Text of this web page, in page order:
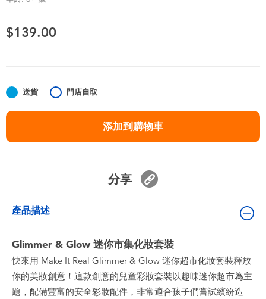
夏日用品
任天堂 Switch
$139.00
送貨 門店自取
添加到購物車
分享
產品描述
Glimmer & Glow 迷你市集化妝套裝
快來用 Make It Real Glimmer & Glow 迷你超市化妝套裝釋放
你的美妝創意！這款創意的兒童彩妝套裝以趣味迷你超市為主
題，配備豐富的安全彩妝配件，非常適合孩子們嘗試繽紛造